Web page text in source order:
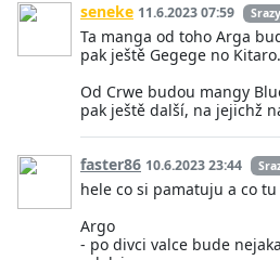
seneke 11.6.2023 07:59
Ta manga od toho Arga
pak ještě Gegege no Kitaro.
Od Crwe budou mangy
pak ještě další, na jejichž
faster86 10.6.2023 23:44
hele co si pamatuju a co
Argo
- po divci valce bude